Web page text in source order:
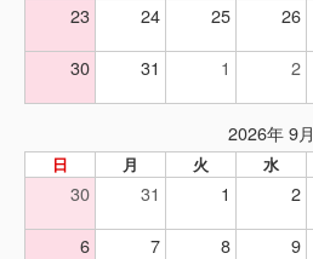
23 24 25 26
30 31 1 2
2026年 9月
日 月 火 水
30 31 1 2
6 7 8 9